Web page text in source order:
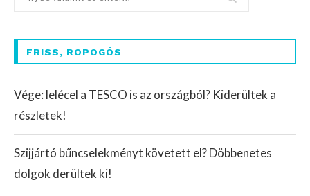
FRISS, ROPOGÓS
Vége: lelécel a TESCO is az országból? Kiderültek a
részletek!
Szijjártó bűncselekményt követett el? Döbbenetes
dolgok derültek ki!